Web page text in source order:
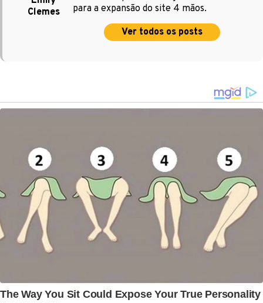
Clemes
para a expansão do site 4 mãos.
Ver todos os posts